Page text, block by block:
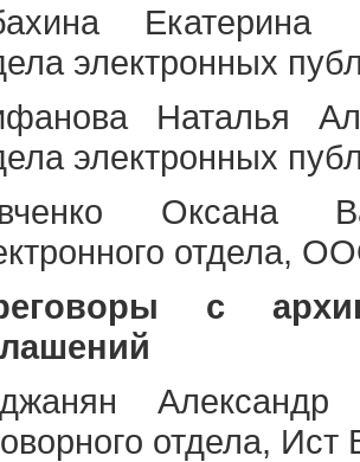
Екатерина
электронных
Наталья
электронных
Оксана
отдела,
с
Александр
отдела,